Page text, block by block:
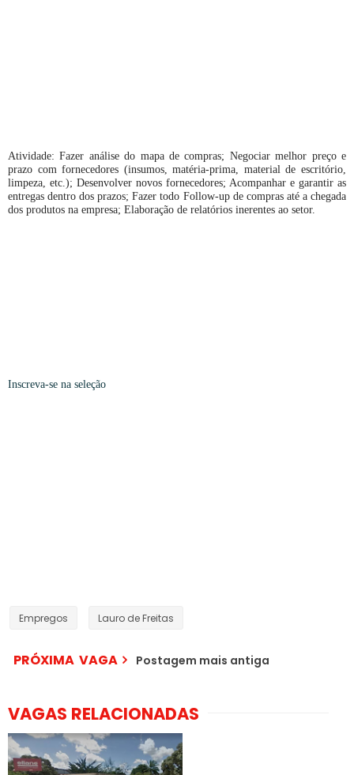
Atividade: Fazer análise do mapa de compras; Negociar melhor preço e
prazo com fornecedores (insumos, matéria-prima, material de escritório,
limpeza, etc.); Desenvolver novos fornecedores; Acompanhar e garantir as
entregas dentro dos prazos; Fazer todo Follow-up de compras até a chegada
dos produtos na empresa; Elaboração de relatórios inerentes ao setor.
Inscreva-se na seleção
Empregos Lauro de Freitas
PRÓXIMA VAGA Postagem mais antiga
VAGAS RELACIONADAS